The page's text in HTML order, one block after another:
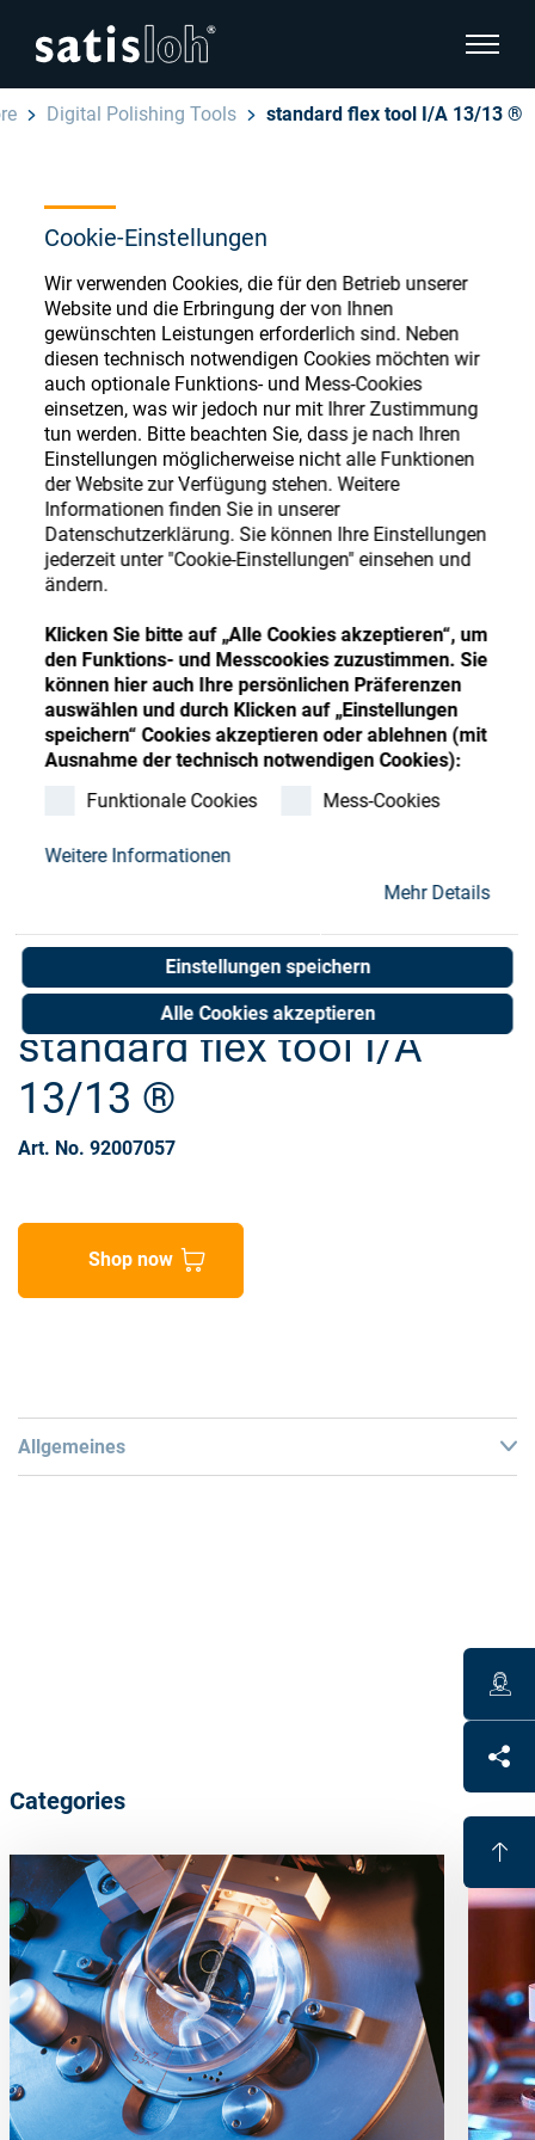
Cookie-Einstellungen
Wir verwenden Cookies, die für den Betrieb unserer
Website und die Erbringung der von Ihnen
gewünschten Leistungen erforderlich sind. Neben
diesen technisch notwendigen Cookies möchten wir
auch optionale Funktions- und Mess-Cookies
einsetzen, was wir jedoch nur mit Ihrer Zustimmung
tun werden. Bitte beachten Sie, dass je nach Ihren
Einstellungen möglicherweise nicht alle Funktionen
der Website zur Verfügung stehen. Weitere
Informationen finden Sie in unserer
Datenschutzerklärung. Sie können Ihre Einstellungen
jederzeit unter "Cookie-Einstellungen" einsehen und
ändern.
Klicken Sie bitte auf „Alle Cookies akzeptieren“, um
den Funktions- und Messcookies zuzustimmen. Sie
können hier auch Ihre persönlichen Präferenzen
auswählen und durch Klicken auf „Einstellungen
speichern“ Cookies akzeptieren oder ablehnen (mit
Ausnahme der technisch notwendigen Cookies):
Funktionale Cookies
Mess-Cookies
Weitere Informationen
Mehr Details
Einstellungen speichern
Alle Cookies akzeptieren
Deutsch
Brillenoptik
Feinoptik
Über uns
Karriere
Ressourcen
Kontakt
Store
Seitennavigation verbergen
English
Español
汉语
Français
Digital Polishing Tools standard flex tool I/A 13/13 ®
Ophthalmic Consumables
Store
Register or Sign-in to access your accounts
and explore our wide range of ophthalmic
consumables
Register Sign-In
standard flex tool I/A
13/13 ®
Art. No. 92007057
Shop now
Allgemeines
High shape accuracy for all lens surfaces
Eliminates hard lap tools
Cost efficient
Reduces handling, because fewer tools are needed for
large working range
Short polish times through high stock removal rates;
process times nearly independent of cylinder and/or
Categories